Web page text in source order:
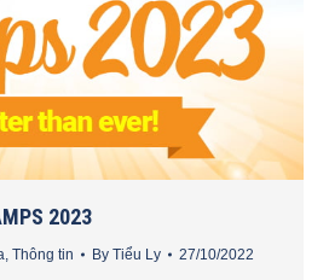
2023
Thông tin By Tiểu Ly 27/10/2022